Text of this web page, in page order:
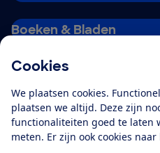
Cookies
We plaatsen cookies.
plaatsen we altijd. Deze zijn
functionaliteiten goed te laten
meten. Er zijn ook cookies naar
Boeken & Bladen
Alles over de